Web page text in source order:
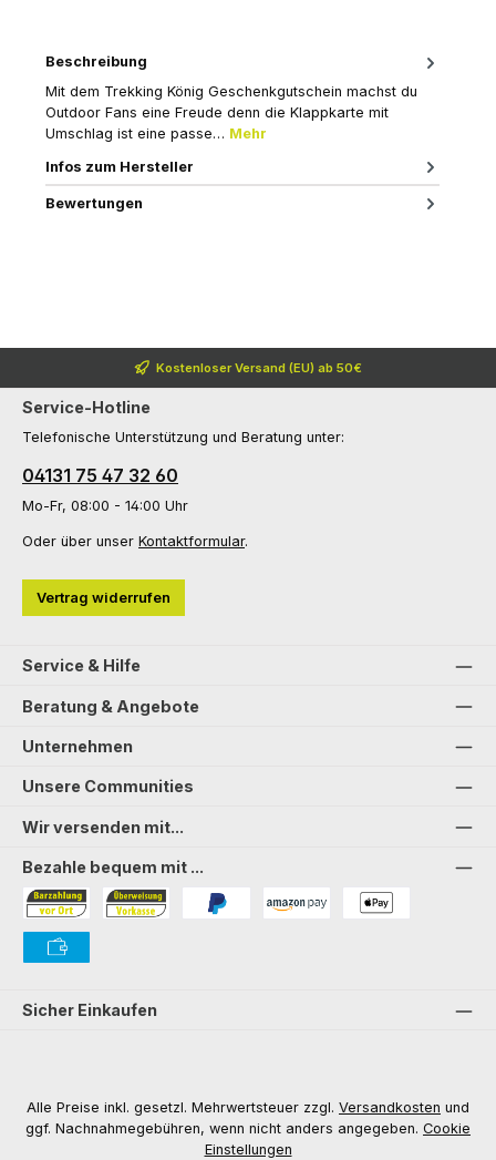
Beschreibung
Mit dem Trekking König Geschenkgutschein machst du
Outdoor Fans eine Freude denn die Klappkarte mit
Umschlag ist eine passe… Mehr
Infos zum Hersteller
Bewertungen
Kostenloser Versand (EU) ab 50€
Service-Hotline
Telefonische Unterstützung und Beratung unter:
04131 75 47 32 60
Mo-Fr, 08:00 - 14:00 Uhr
Oder über unser Kontaktformular.
Vertrag widerrufen
Service & Hilfe
Beratung & Angebote
Unternehmen
Unsere Communities
Wir versenden mit...
Bezahle bequem mit ...
Bezahlung in der Filiale
Sicher Einkaufen
Alle Preise inkl. gesetzl. Mehrwertsteuer zzgl. Versandkosten und
ggf. Nachnahmegebühren, wenn nicht anders angegeben. Cookie
Einstellungen